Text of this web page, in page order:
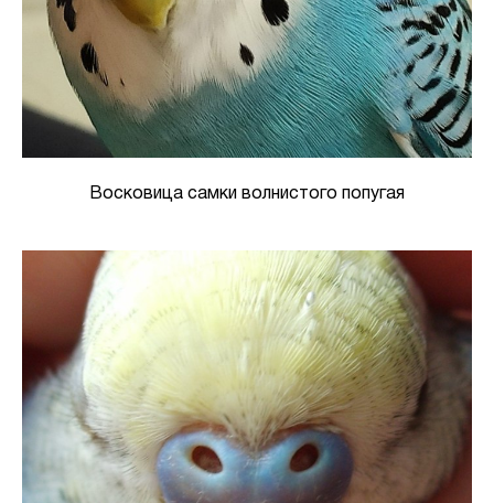
Восковица самки волнистого попугая